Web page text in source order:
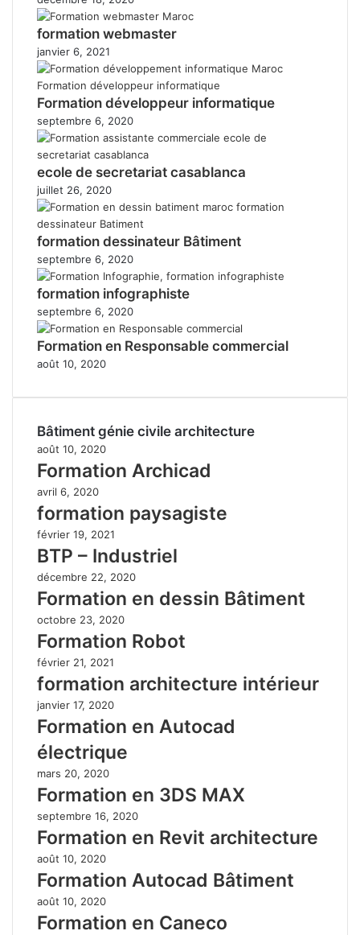
formation webmaster
janvier 6, 2021
Formation développeur informatique
septembre 6, 2020
ecole de secretariat casablanca
juillet 26, 2020
formation dessinateur Bâtiment
septembre 6, 2020
formation infographiste
septembre 6, 2020
Formation en Responsable commercial
août 10, 2020
Bâtiment génie civile architecture
août 10, 2020
Formation Archicad
avril 6, 2020
formation paysagiste
février 19, 2021
BTP – Industriel
décembre 22, 2020
Formation en dessin Bâtiment
octobre 23, 2020
Formation Robot
février 21, 2021
formation architecture intérieur
janvier 17, 2020
Formation en Autocad
électrique
mars 20, 2020
Formation en 3DS MAX
septembre 16, 2020
Formation en Revit architecture
août 10, 2020
Formation Autocad Bâtiment
août 10, 2020
Formation en Caneco